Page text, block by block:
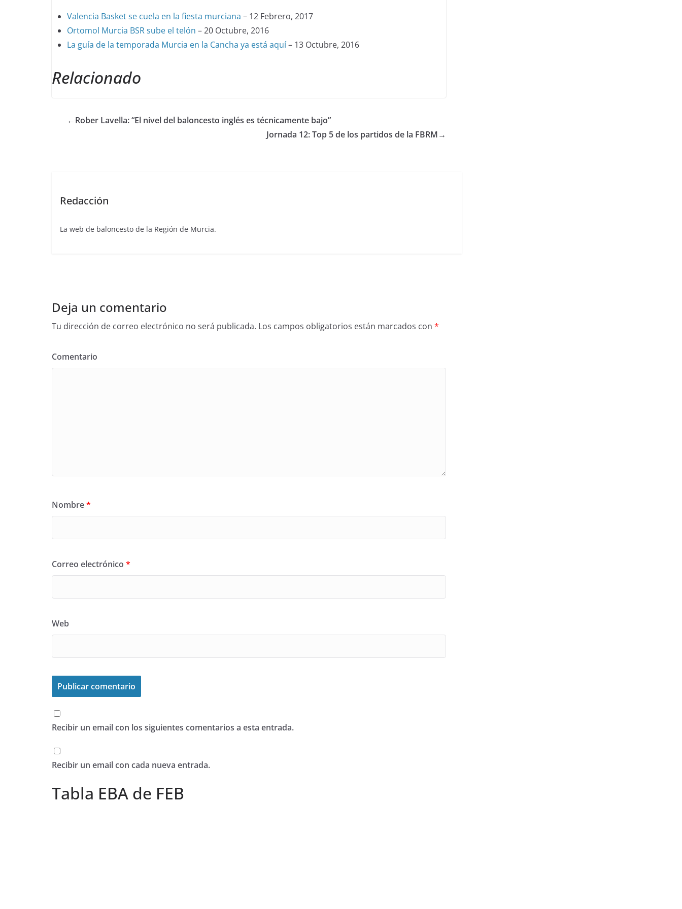
Valencia Basket se cuela en la fiesta murciana – 12 Febrero, 2017
Ortomol Murcia BSR sube el telón – 20 Octubre, 2016
La guía de la temporada Murcia en la Cancha ya está aquí– 13 Octubre, 2016
Relacionado
←Rober Lavella: “El nivel del baloncesto inglés es técnicamente bajo”
Jornada 12: Top 5 de los partidos de la FBRM→
Redacción
La web de baloncesto de la Región de Murcia.
Deja un comentario
Tu dirección de correo electrónico no será publicada. Los campos obligatorios están marcados con *
Comentario
Nombre*
Correo electrónico *
Web
Recibir un email con los siguientes comentarios a esta entrada.
Recibir un email con cada nueva entrada.
Tabla EBA de FEB